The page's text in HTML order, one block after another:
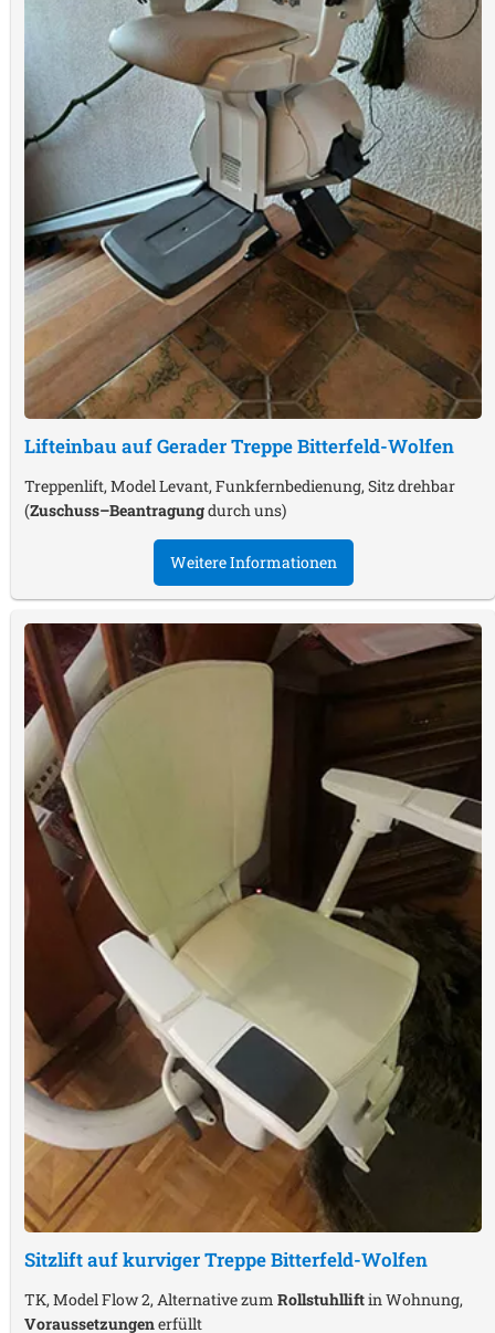
Lifteinbau auf Gerader TreppeBitterfeld-Wolfen
Treppenlift, Model Levant, Funkfernbedienung, Sitz drehbar
(Zuschuss–Beantragungdurch uns)
Weitere Informationen
Sitzlift auf kurviger TreppeBitterfeld-Wolfen
TK, Model Flow 2, Alternative zum Rollstuhlliftin Wohnung,
Voraussetzungenerfüllt